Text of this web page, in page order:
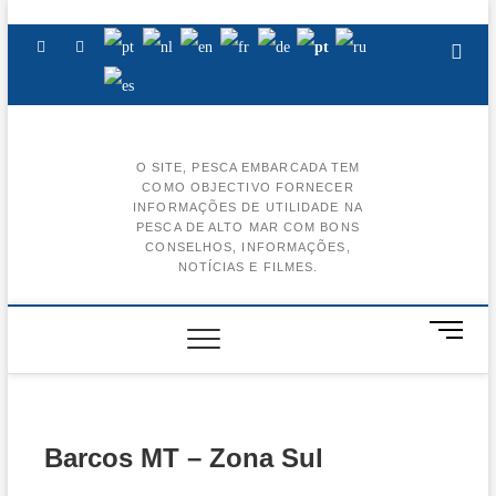
content
FacebookInstagramYoutube
O SITE, PESCA EMBARCADA TEM
COMO OBJECTIVO FORNECER
INFORMAÇÕES DE UTILIDADE NA
PESCA DE ALTO MAR COM BONS
CONSELHOS, INFORMAÇÕES,
NOTÍCIAS E FILMES.
M
n
Barcos MT – Zona Sul